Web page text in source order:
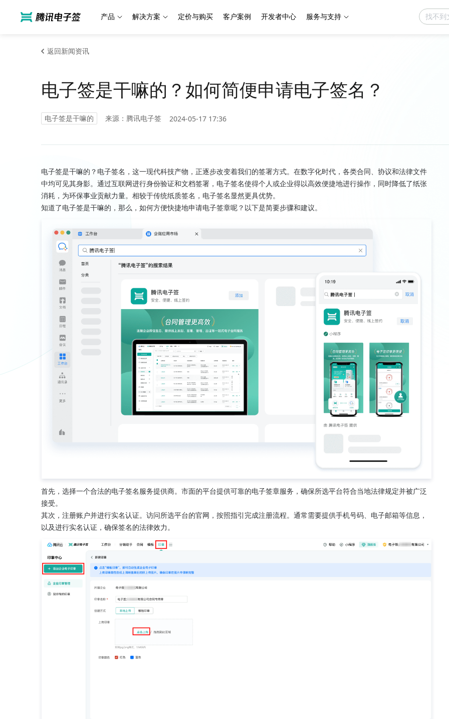
产品 解决方案 定价与购买 客户案例 开发者中心 服务与支持
返回新闻资讯
电子签是干嘛的？如何简便申请电子签名？
电子签是干嘛的 来源：腾讯电子签 2024-05-17 17:36
电子签是干嘛的？电子签名，这一现代科技产物，正逐步改变着我们的签署方式。在数字化时代，各类合同、协议和法律文件
中均可见其身影。通过互联网进行身份验证和文档签署，电子签名使得个人或企业得以高效便捷地进行操作，同时降低了纸张
消耗，为环保事业贡献力量。相较于传统纸质签名，电子签名显然更具优势。
知道了电子签是干嘛的，那么，如何方便快捷地申请电子签章呢？以下是简要步骤和建议。
首先，选择一个合法的电子签名服务提供商。市面的平台提供可靠的电子签章服务，确保所选平台符合当地法律规定并被广泛
接受。
其次，注册账户并进行实名认证。访问所选平台的官网，按照指引完成注册流程。通常需要提供手机号码、电子邮箱等信息，
以及进行实名认证，确保签名的法律效力。